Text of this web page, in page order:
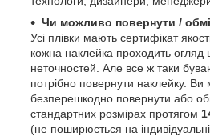
Чи можливо повернути /
Усі плівки мають сертифікат
кожна наклейка проходить огляд
неточностей. Але все ж таки
потрібно повернути наклейку. Ви
безперешкодно повернути або
стандартних розмірах протягом
(не поширюється на